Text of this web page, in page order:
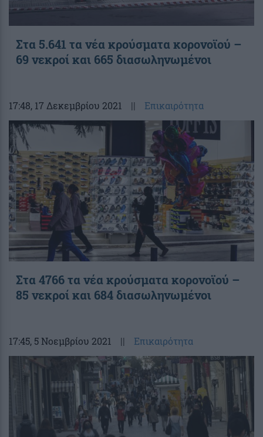
Στα 5.641 τα νέα κρούσματα κορονοϊού –
69 νεκροί και 665 διασωληνωμένοι
17:48, 17 Δεκεμβρίου 2021 || Επικαιρότητα
Στα 4766 τα νέα κρούσματα κορονοϊού –
85 νεκροί και 684 διασωληνωμένοι
17:45, 5 Νοεμβρίου 2021 || Επικαιρότητα